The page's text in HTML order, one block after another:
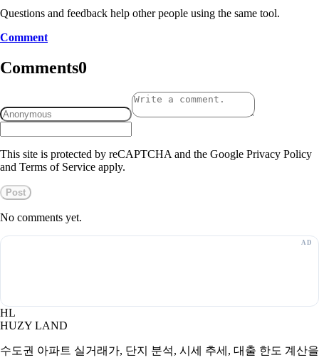
Questions and feedback help other people using the same tool.
Comment
Comments0
This site is protected by reCAPTCHA and the Google Privacy Policy
and Terms of Service apply.
Post
No comments yet.
HL
HUZY LAND
수도권 아파트 실거래가, 단지 분석, 시세 추세, 대출 한도 계산을